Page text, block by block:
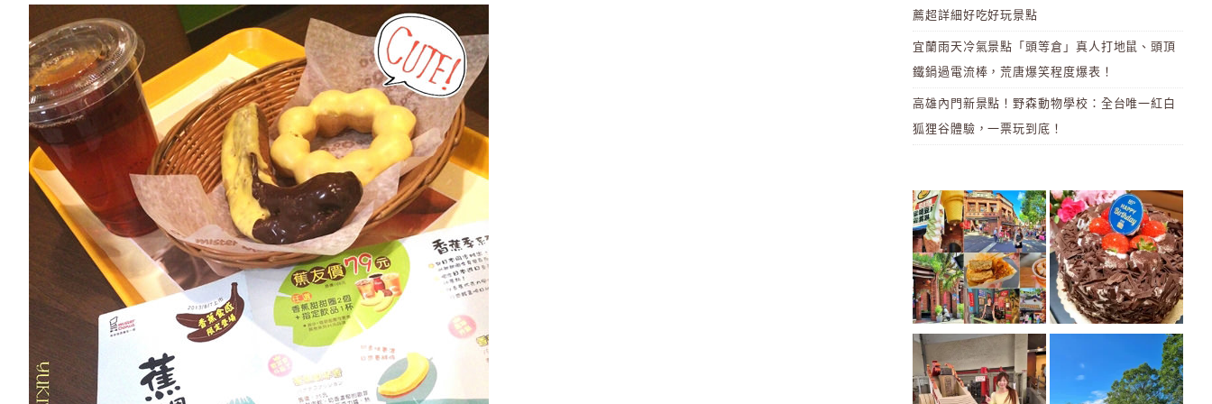
薦超詳細好吃好玩景點
宜蘭雨天冷氣景點「頭等倉」真人打地鼠、頭頂
鐵鍋過電流棒，荒唐爆笑程度爆表！
高雄內門新景點！野森動物學校：全台唯一紅白
狐狸谷體驗，一票玩到底！